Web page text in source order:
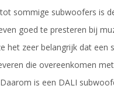
sommige subwoofers is
goed te presteren bij
het zeer belangrijk dat een
die overeenkomen
is een DALI